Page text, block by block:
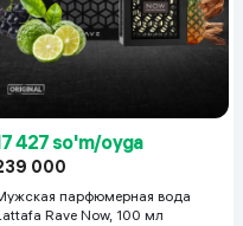
427 so'm/oyga
000
парфюмерная вода
Rave Now, 100 мл